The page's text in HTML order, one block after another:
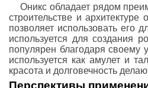
Оникс обладает рядом
строительстве и архитектуре
позволяет использовать его
используется для создания
популярен благодаря своему
используется как амулет и
красота и долговечность
Перспективы